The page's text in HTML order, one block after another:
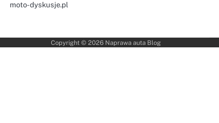
moto-dyskusje.pl
Copyright © 2026 Naprawa auta Blog